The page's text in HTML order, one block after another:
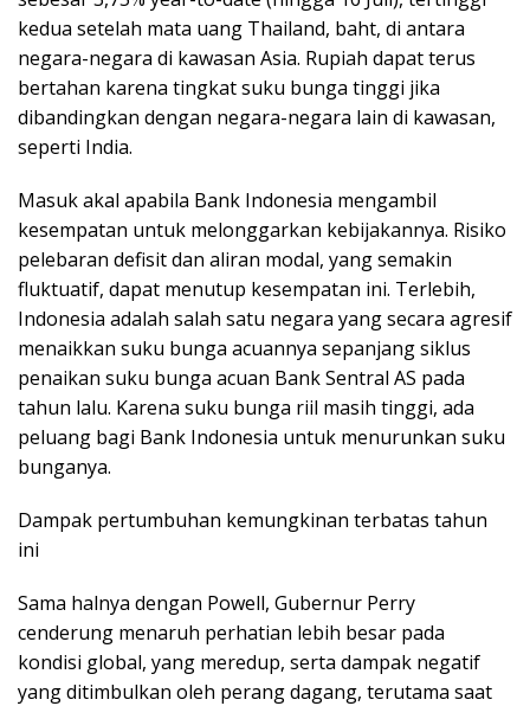
kedua setelah mata uang Thailand, baht, di antara
negara-negara di kawasan Asia. Rupiah dapat terus
bertahan karena tingkat suku bunga tinggi jika
dibandingkan dengan negara-negara lain di kawasan,
seperti India.
Masuk akal apabila Bank Indonesia mengambil
kesempatan untuk melonggarkan kebijakannya. Risiko
pelebaran defisit dan aliran modal, yang semakin
fluktuatif, dapat menutup kesempatan ini. Terlebih,
Indonesia adalah salah satu negara yang secara agresif
menaikkan suku bunga acuannya sepanjang siklus
penaikan suku bunga acuan Bank Sentral AS pada
tahun lalu. Karena suku bunga riil masih tinggi, ada
peluang bagi Bank Indonesia untuk menurunkan suku
bunganya.
Dampak pertumbuhan kemungkinan terbatas tahun
ini
Sama halnya dengan Powell, Gubernur Perry
cenderung menaruh perhatian lebih besar pada
kondisi global, yang meredup, serta dampak negatif
yang ditimbulkan oleh perang dagang, terutama saat